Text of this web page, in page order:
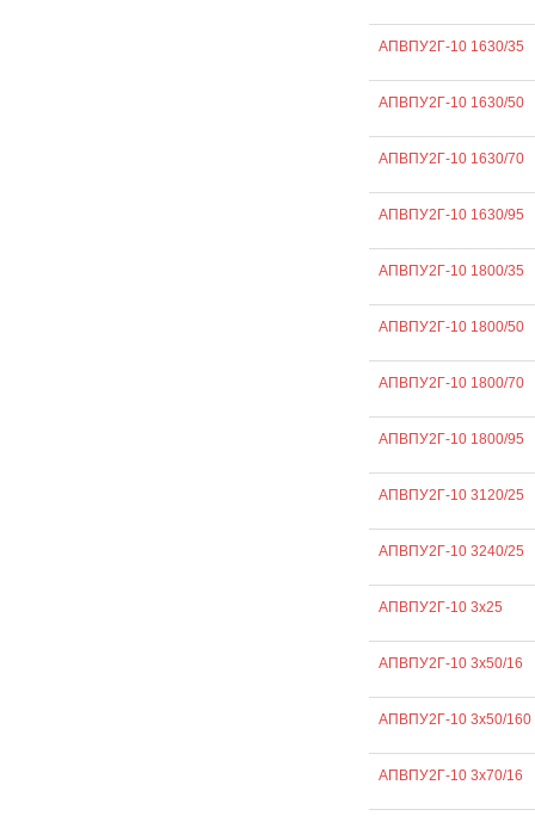
АПВПУ2Г-10 1630/35
АПВПУ2Г-10 1630/50
АПВПУ2Г-10 1630/70
АПВПУ2Г-10 1630/95
АПВПУ2Г-10 1800/35
АПВПУ2Г-10 1800/50
АПВПУ2Г-10 1800/70
АПВПУ2Г-10 1800/95
АПВПУ2Г-10 3120/25
АПВПУ2Г-10 3240/25
АПВПУ2Г-10 3х25
АПВПУ2Г-10 3х50/16
АПВПУ2Г-10 3х50/160
АПВПУ2Г-10 3х70/16